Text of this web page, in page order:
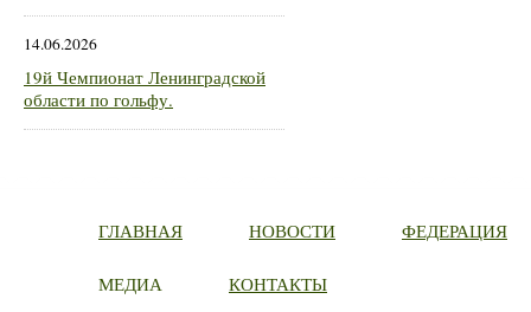
14.06.2026
19й Чемпионат Ленинградской
области по гольфу.
ГЛАВНАЯ НОВОСТИ ФЕДЕРАЦИЯ
МЕДИА КОНТАКТЫ